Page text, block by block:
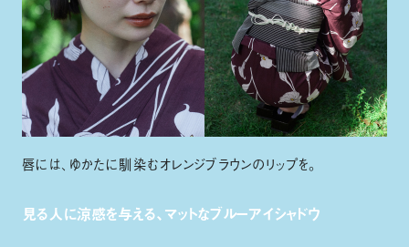
唇には、ゆかたに馴染むオレンジブラウンのリップを。
見る人に涼感を与える、マットなブルーアイシャドウ